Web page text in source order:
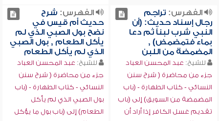
الفهرس: تراجم
رجال إسناد حديث: (أن
النبي شرب لبناً ثم دعا
بماء فتمضمض) ,
المضمضة من اللبن
للشيخ: عبد المحسن العباد
جزء من محاضرة ( شرح سنن
النسائي - كتاب الطهارة - (باب
المضمضة من السويق) إلى (باب
تقديم غسل الكافر إذا أراد أن
الفهرس: شرح
حديث أم قيس في
نضح بول الصبي الذي لم
يأكل الطعام , بول الصبي
الذي لم يأكل الطعام
للشيخ: عبد المحسن العباد
جزء من محاضرة ( شرح سنن
النسائي - كتاب الطهارة - (باب
بول الصبي الذي لم يأكل
الطعام) إلى (باب بول ما يؤكل